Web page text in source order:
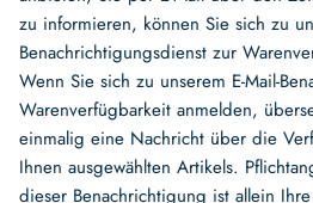
zu informieren, können Sie sich zu
Benachrichtigungsdienst zur
Wenn Sie sich zu unserem E-Mail-
Warenverfügbarkeit anmelden,
einmalig eine Nachricht über die
Ihnen ausgewählten Artikels.
dieser Benachrichtigung ist allein